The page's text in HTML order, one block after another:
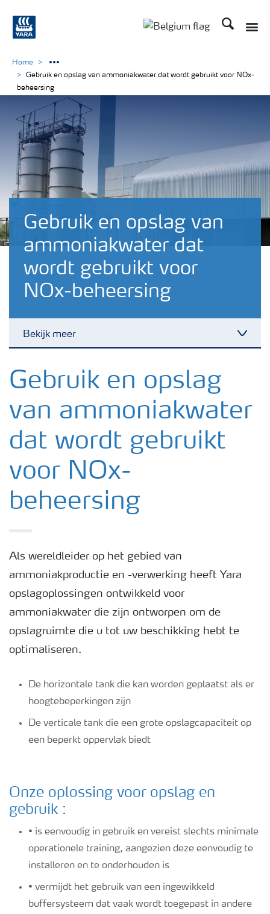
Zoek op
Gebruik en opslag van
ammoniakwater dat
wordt gebruikt voor
NOx-beheersing
Bekijk meer
Watervrije ammoniak voor deNOx
Ammoniakwater
Ureum voor reductie van NOx emissies
Home
Gebruik en opslag van ammoniakwater dat wordt gebruikt voor NOx-
beheersing
Gebruik en opslag
van ammoniakwater
dat wordt gebruikt
voor NOx-
beheersing
Als wereldleider op het gebied van
ammoniakproductie en -verwerking heeft Yara
opslagoplossingen ontwikkeld voor
ammoniakwater die zijn ontworpen om de
opslagruimte die u tot uw beschikking hebt te
optimaliseren.
De horizontale tank die kan worden geplaatst als er
hoogtebeperkingen zijn
De verticale tank die een grote opslagcapaciteit op
een beperkt oppervlak biedt
Onze oplossing voor opslag en
gebruik :
• is eenvoudig in gebruik en vereist slechts minimale
operationele training, aangezien deze eenvoudig te
installeren en te onderhouden is
• vermijdt het gebruik van een ingewikkeld
buffersysteem dat vaak wordt toegepast in andere